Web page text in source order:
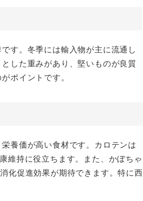
す。冬季には輸入物が主に流通し
した重みがあり、堅いものが良質
ポイントです。
養価が高い食材です。カロテンは
維持に役立ちます。また、かぼちゃ
化促進効果が期待できます。特に西